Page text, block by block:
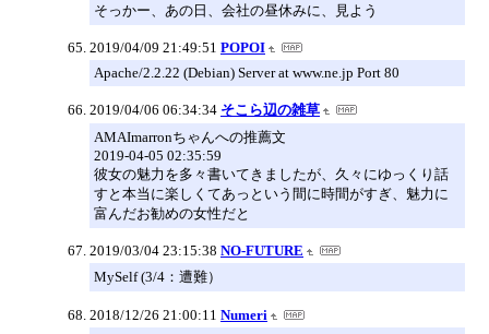
そっかー、あの日、会社の昼休みに、見よう
2019/04/09 21:49:51 POPOI
Apache/2.2.22 (Debian) Server at www.ne.jp Port 80
2019/04/06 06:34:34 そこら辺の雑草
AMAImarronちゃんへの推薦文
2019-04-05 02:35:59
彼女の魅力を多々書いてきましたが、久々にゆっくり話
すと本当に楽しくてあっという間に時間がすぎ、魅力に
富んだお勧めの女性だと
2019/03/04 23:15:38 NO-FUTURE
MySelf (3/4：遭難）
2018/12/26 21:00:11 Numeri